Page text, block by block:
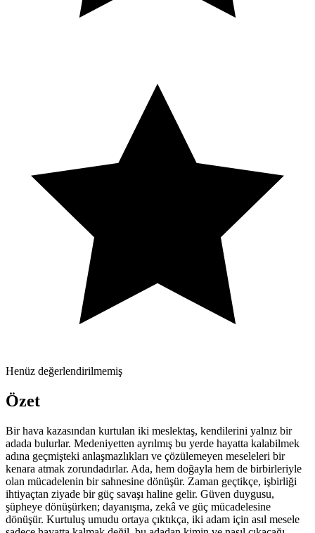
Henüz değerlendirilmemiş
Özet
Bir hava kazasından kurtulan iki meslektaş, kendilerini yalnız bir
adada bulurlar. Medeniyetten ayrılmış bu yerde hayatta kalabilmek
adına geçmişteki anlaşmazlıkları ve çözülemeyen meseleleri bir
kenara atmak zorundadırlar. Ada, hem doğayla hem de birbirleriyle
olan mücadelenin bir sahnesine dönüşür. Zaman geçtikçe, işbirliği
ihtiyaçtan ziyade bir güç savaşı haline gelir. Güven duygusu,
şüpheye dönüşürken; dayanışma, zekâ ve güç mücadelesine
dönüşür. Kurtuluş umudu ortaya çıktıkça, iki adam için asıl mesele